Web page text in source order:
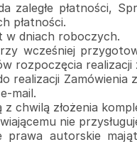
zaległe płatności,
płatności.
w dniach roboczych.
wcześniej
rozpoczęcia
realizacji
mail.
chwilą złożenia
nie
prawa autorskie